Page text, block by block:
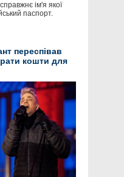
ім'я якої
паспорт.
переспівав
кошти для